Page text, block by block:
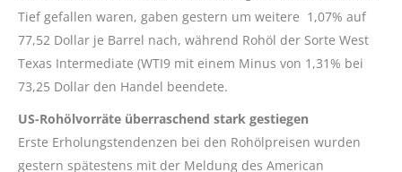
Tief gefallen waren, gaben gestern um weitere 1,07% auf
77,52 Dollar je Barrel nach, während Rohöl der Sorte West
Texas Intermediate (WTI9 mit einem Minus von 1,31% bei
73,25 Dollar den Handel beendete.
US-Rohölvorräte überraschend stark gestiegen
Erste Erholungstendenzen bei den Rohölpreisen wurden
gestern spätestens mit der Meldung des American